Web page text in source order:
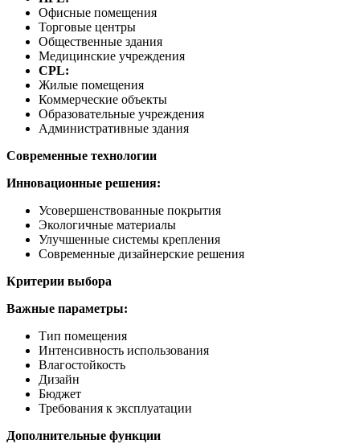
Офисные помещения
Торговые центры
Общественные здания
Медицинские учреждения
CPL:
Жилые помещения
Коммерческие объекты
Образовательные учреждения
Административные здания
Современные технологии
Инновационные решения:
Усовершенствованные покрытия
Экологичные материалы
Улучшенные системы крепления
Современные дизайнерские решения
Критерии выбора
Важные параметры:
Тип помещения
Интенсивность использования
Влагостойкость
Дизайн
Бюджет
Требования к эксплуатации
Дополнительные функции